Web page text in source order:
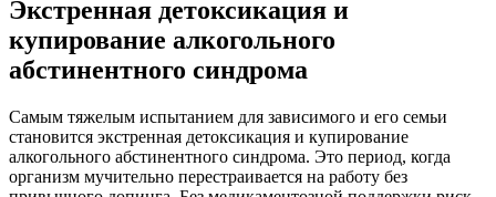
Экстренная детоксикация и
купирование алкогольного
абстинентного синдрома
Самым тяжелым испытанием для зависимого и его семьи
становится экстренная детоксикация и купирование
алкогольного абстинентного синдрома. Это период, когда
организм мучительно перестраивается на работу без